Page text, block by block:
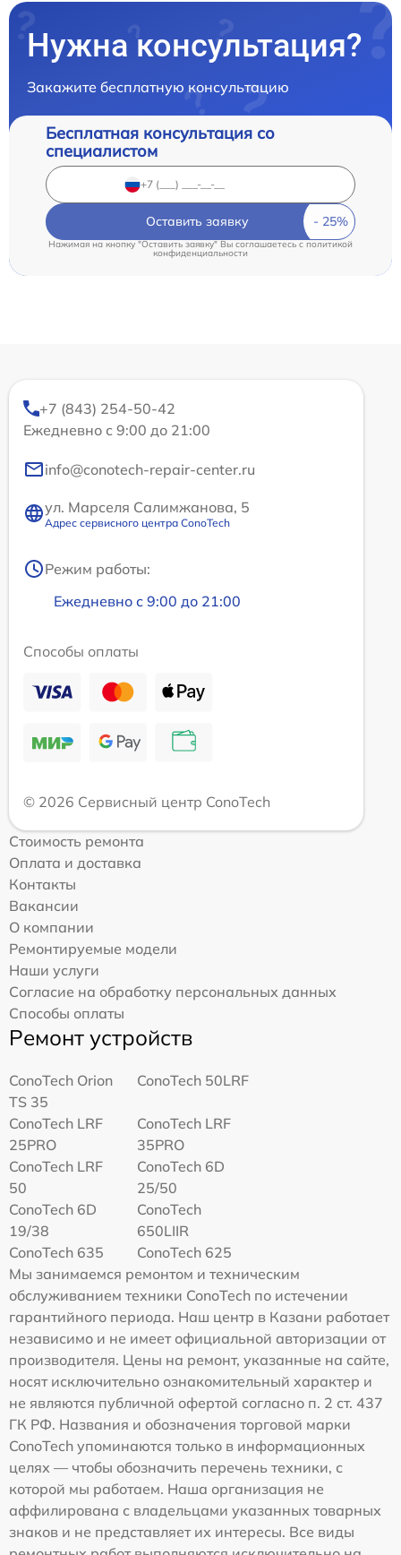
Нужна консультация?
Закажите бесплатную консультацию
Бесплатная консультация со
специалистом
Оставить заявку
Нажимая на кнопку "Оставить заявку" Вы соглашаетесь cполитикой
конфиденциальности
+7 (843) 254-50-42
Ежедневно с 9:00 до 21:00
info@conotech-repair-center.ru
ул. Марселя Салимжанова, 5
Адрес сервисного центра ConoTech
Режим работы:
Ежедневно с 9:00 до 21:00
Способы оплаты
© 2026 Сервисный центр ConoTech
Стоимость ремонта
Оплата и доставка
Контакты
Вакансии
О компании
Ремонтируемые модели
Наши услуги
Согласие на обработку персональных данных
Способы оплаты
Ремонт устройств
ConoTech Orion
TS 35
ConoTech 50LRF
ConoTech LRF
25PRO
ConoTech LRF
35PRO
ConoTech LRF
50
ConoTech 6D
25/50
ConoTech 6D
19/38
ConoTech
650LIIR
ConoTech 635
ConoTech 625
Мы занимаемся ремонтом и техническим
обслуживанием техники ConoTech по истечении
гарантийного периода. Наш центр в Казани работает
независимо и не имеет официальной авторизации от
производителя. Цены на ремонт, указанные на сайте,
носят исключительно ознакомительный характер и
не являются публичной офертой согласно п. 2 ст. 437
ГК РФ. Названия и обозначения торговой марки
ConoTech упоминаются только в информационных
целях — чтобы обозначить перечень техники, с
которой мы работаем. Наша организация не
аффилирована с владельцами указанных товарных
знаков и не представляет их интересы. Все виды